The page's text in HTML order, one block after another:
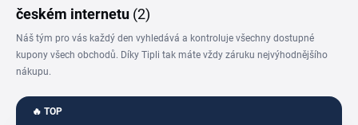
českém internetu (2)
Náš tým pro vás každý den vyhledává a kontroluje všechny dostupné
kupony všech obchodů. Díky Tipli tak máte vždy záruku nejvýhodnějšího
nákupu.
🔥 TOP